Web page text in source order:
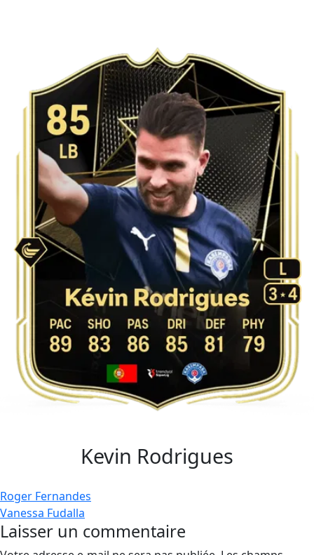
Kevin Rodrigues
Navigation
de
l’article
Roger Fernandes
Vanessa Fudalla
Laisser un commentaire